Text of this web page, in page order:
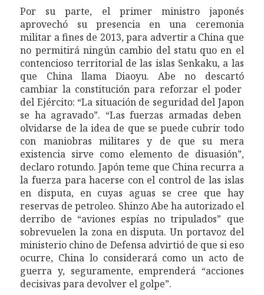
Por su parte, el primer ministro japonés
aprovechó su presencia en una ceremonia
militar a fines de 2013,para advertir a China que
no permitirá ningún cambio delstatu quo en el
contencioso territorial de las islas Senkaku, a las
que Chinallama Diaoyu. Abe no descartó
cambiar la constitución para reforzar el poder
del Ejército: “La situación de seguridad del Japon
se ha agravado”. “Las fuerzas armadas deben
olvidarse de la idea de que se puede cubrir todo
con maniobras militares y de que su mera
existencia sirve como elemento de disuasión”,
declaro rotundo. Japón teme que China recurra a
la fuerza para hacerse con el control de las islas
en disputa, en cuyas aguas se cree que hay
reservas de petroleo. Shinzo Abe ha autorizado el
derribo de “aviones espíasno tripulados” que
sobrevuelenla zona en disputa. Un portavoz del
ministerio chino de Defensaadvirtióde que si eso
ocurre, China lo considerará como un acto de
guerra y, seguramente, emprenderá “acciones
decisivas para devolver el golpe”.